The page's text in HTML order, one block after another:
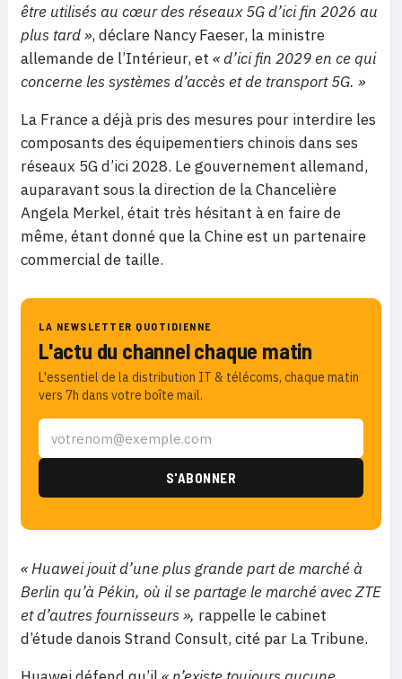
être utilisés au cœur des réseaux 5G d’ici fin 2026 au
plus tard », déclare Nancy Faeser, la ministre
allemande de l’Intérieur, et « d’ici fin 2029 en ce qui
concerne les systèmes d’accès et de transport 5G. »
La France a déjà pris des mesures pour interdire les
composants des équipementiers chinois dans ses
réseaux 5G d’ici 2028. Le gouvernement allemand,
auparavant sous la direction de la Chancelière
Angela Merkel, était très hésitant à en faire de
même, étant donné que la Chine est un partenaire
commercial de taille.
LA NEWSLETTER QUOTIDIENNE
L'actu du channel chaque matin
L'essentiel de la distribution IT & télécoms, chaque matin
vers 7h dans votre boîte mail.
« Huawei jouit d’une plus grande part de marché à
Berlin qu’à Pékin, où il se partage le marché avec ZTE
et d’autres fournisseurs », rappelle le cabinet
d’étude danois Strand Consult, cité par La Tribune.